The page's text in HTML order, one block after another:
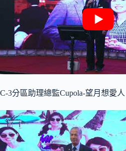
C-3分區助理總監Cupola-望月想愛人